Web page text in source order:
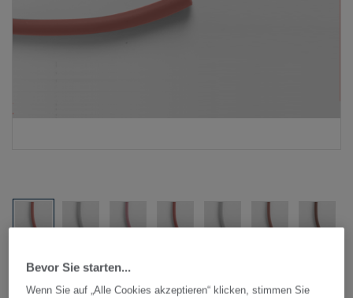
Bevor Sie starten...
Wenn Sie auf „Alle Cookies akzeptieren“ klicken, stimmen Sie